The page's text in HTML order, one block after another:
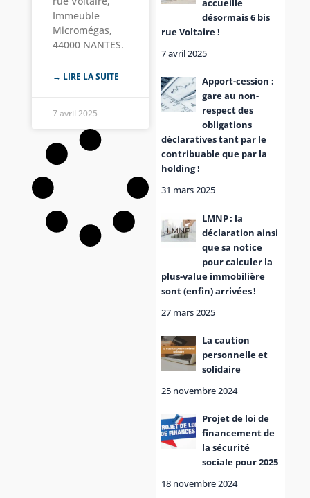
Immeuble
Micromégas,
44000 NANTES.
→ LIRE LA SUITE
7 avril 2025
accueille
désormais 6 bis
rue Voltaire !
7 avril 2025
Apport-cession :
gare au non-
respect des
obligations
déclaratives tant par le
contribuable que par la
holding !
31 mars 2025
LMNP : la
déclaration ainsi
que sa notice
pour calculer la
plus-value immobilière
sont (enfin) arrivées !
27 mars 2025
La caution
personnelle et
solidaire
25 novembre 2024
Projet de loi de
financement de
la sécurité
sociale pour 2025
18 novembre 2024